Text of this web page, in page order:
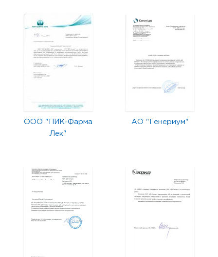
ООО "ПИК-Фарма
Лек"
АО "Генериум"